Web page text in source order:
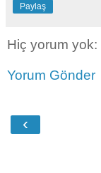
Paylaş
Hiç yorum yok:
Yorum Gönder
‹